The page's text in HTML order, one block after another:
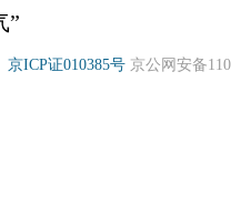
”
京ICP证010385号 京公网安备